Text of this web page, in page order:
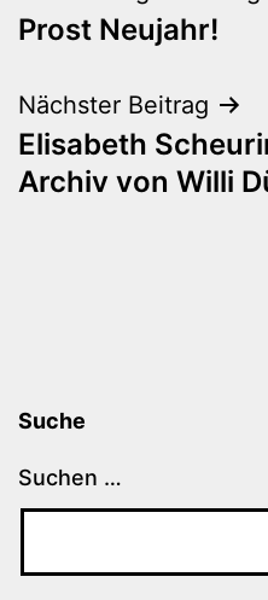
Prost Neujahr!
Nächster Beitrag
Elisabeth
Archiv von Willi
Suche
Suchen …